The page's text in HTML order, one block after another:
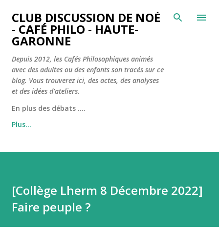
Accéder au contenu principal
CLUB DISCUSSION DE NOÉ
- CAFÉ PHILO - HAUTE-
GARONNE
Depuis 2012, les Cafés Philosophiques animés
avec des adultes ou des enfants son tracés sur ce
blog. Vous trouverez ici, des actes, des analyses
et des idées d'ateliers.
En plus des débats ....
Plus…
[Collège Lherm 8 Décembre 2022]
Faire peuple ?